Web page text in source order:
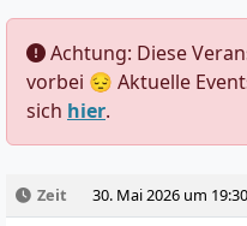
Achtung: Diese
vorbei 😔 Aktuelle
sich hier.
Zeit 30. Mai 2026 um 19:30